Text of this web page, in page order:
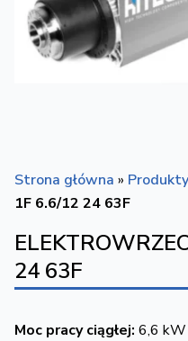
Strona główna » Produkty
1F 6.6/12 24 63F
24 63F
Moc pracy ciągłej: 6,6 kW